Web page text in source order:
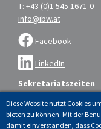
T: +43 (0)1 545 1671-0
info@ibw.at
Facebook
LinkedIn
Sekretariatszeiten
Montag bis
Freitag: 9.00 – 14.00
Diese Website nutzt Cookies
bieten zu können. Mit der
damit einverstanden, dass